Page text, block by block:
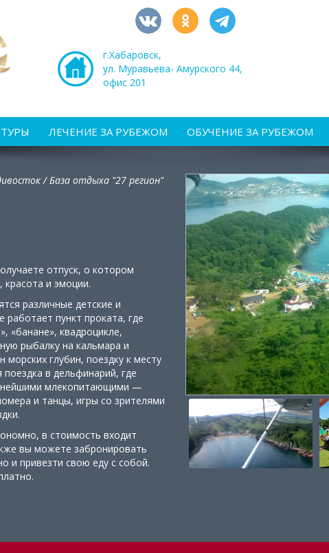
г.Хабаровск,
ул. Муравьева- Амурского 44,
офис 201
ТУРЫ ЛЕЧЕНИЕ ЗА РУБЕЖОМ ОБУЧЕНИЕ ЗА РУБЕЖОМ
/База отдыха "27 регион"
отпуск, о котором
и эмоции.
различные детские и
пункт проката, где
«банане», квадроцикле,
рыбалку на кальмара и
морских глубин, поездку к месту
в дельфинарий, где
млекопитающими —
и танцы, игры со зрителями
в стоимость входит
вы можете забронировать
и привезти свою еду с собой.